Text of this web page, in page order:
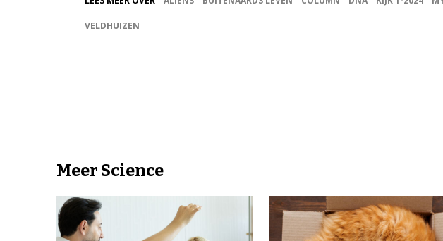
VELDHUIZEN
Meer Science